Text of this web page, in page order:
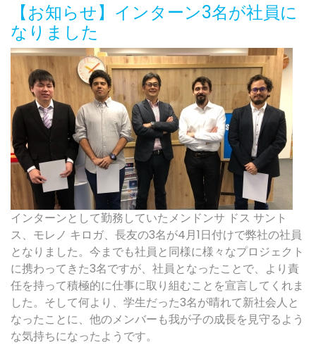
【お知らせ】インターン3名が社員に
なりました
インターンとして勤務していたメンドンサ ドス サント
ス、モレノ キロガ、長友の3名が4月1日付けで弊社の社員
となりました。今までも社員と同様に様々なプロジェクト
に携わってきた3名ですが、社員となったことで、より責
任を持って積極的に仕事に取り組むことを宣言してくれま
した。そして何より、学生だった3名が晴れて新社会人と
なったことに、他のメンバーも我が子の成長を見守るよう
な気持ちになったようです。